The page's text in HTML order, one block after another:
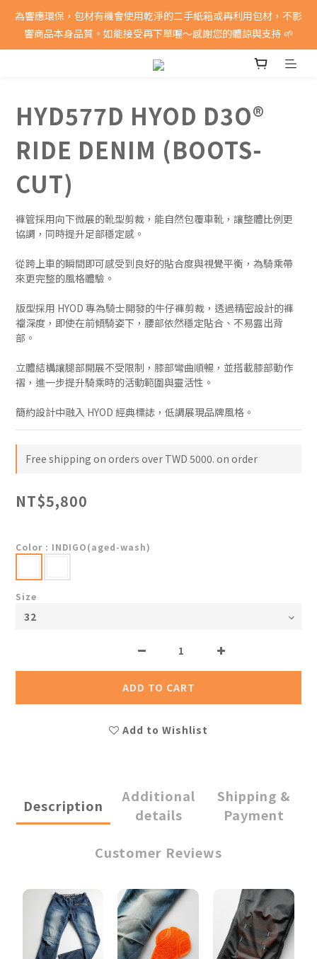
消費滿5000即享免運費
為響應環保，包材有機會使用乾淨的二手紙箱或再利用包材，不影
響商品本身品質。如能接受再下單喔～感謝您的體諒與支持 🌱
消費滿5000即享免運費
HYD577D HYOD D3O®
RIDE DENIM (BOOTS-
CUT)
褲管採用向下微展的靴型剪裁，能自然包覆車靴，讓整體比例更
協調，同時提升足部穩定感。
從跨上車的瞬間即可感受到良好的貼合度與視覺平衡，為騎乘帶
來更完整的風格體驗。
版型採用 HYOD 專為騎士開發的牛仔褲剪裁，透過精密設計的褲
襠深度，即使在前傾騎姿下，腰部依然穩定貼合、不易露出背
部。
立體結構讓腿部開展不受限制，膝部彎曲順暢，並搭載膝部動作
褶，進一步提升騎乘時的活動範圍與靈活性。
簡約設計中融入 HYOD 經典標誌，低調展現品牌風格。
Free shipping on orders over TWD 5000. on order
NT$5,800
Color : INDIGO(aged-wash)
Size
ADD TO CART
Add to Wishlist
Description
Additional
details
Shipping &
Payment
Customer Reviews